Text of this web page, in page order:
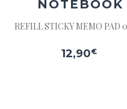
NOTEBOOK
REFILL STICKY MEMO PAD
12,90€